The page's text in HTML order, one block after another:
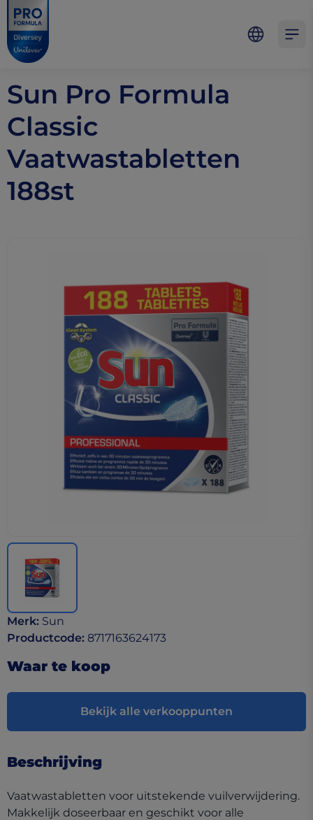
Skip to main content
Skip to navigation
Skip to footer
Pro Formula
Sun Pro Formula
Classic
Vaatwastabletten
188st
Merk: Sun
Productcode: 8717163624173
Waar te koop
Bekijk alle verkooppunten
Beschrijving
Vaatwastabletten voor uitstekende vuilverwijdering.
Makkelijk doseerbaar en geschikt voor alle